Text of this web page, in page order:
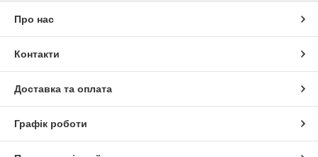
Про нас
Контакти
Доставка та оплата
Графік роботи